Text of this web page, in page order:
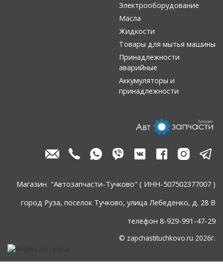
Электрооборудование
Масла
Жидкости
Товары для мытья машины
Принадлежности
аварийные
Аккумуляторы и
принадлежности
Магазин "Автозапчасти-Тучково" ( ИНН-507502377007 )
город Руза, поселок Тучково, улица Лебеденко, д. 28 В
телефон 8-929-991-47-29
© zapchastituchkovo.ru 2026г.